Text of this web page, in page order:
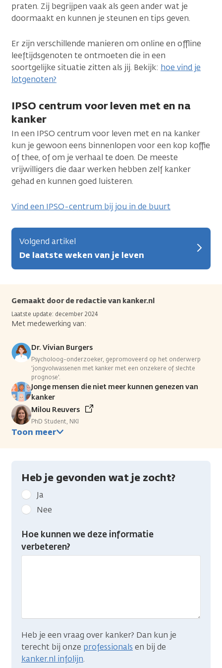
praten. Zij begrijpen vaak als geen ander wat je
doormaakt en kunnen je steunen en tips geven.
Er zijn verschillende manieren om online en offline
leeftijdsgenoten te ontmoeten die in een
soortgelijke situatie zitten als jij. Bekijk: hoe vind je
lotgenoten?
IPSO centrum voor leven met en na
kanker
In een IPSO centrum voor leven met en na kanker
kun je gewoon eens binnenlopen voor een kop koffie
of thee, of om je verhaal te doen. De meeste
vrijwilligers die daar werken hebben zelf kanker
gehad en kunnen goed luisteren.
Vind een IPSO-centrum bij jou in de buurt
Volgend artikel
De laatste weken van je leven
Gemaakt door de redactie van kanker.nl
Laatste update: december 2024
Met medewerking van:
Dr. Vivian Burgers
Psycholoog-onderzoeker, gepromoveerd op het onderwerp
'jongvolwassenen met kanker met een onzekere of slechte
prognose'.
Jonge mensen die niet meer kunnen genezen van
kanker
Milou Reuvers
PhD Student, NKI
Toon meer
Heb je gevonden wat je zocht?
Geef
kanker.nl
feedback:
Heb
gevonden
Ja
Nee
Hoe kunnen we deze informatie
verbeteren?
Heb je een vraag over kanker? Dan kun je
terecht bij onze professionals en bij de
kanker.nl infolijn.